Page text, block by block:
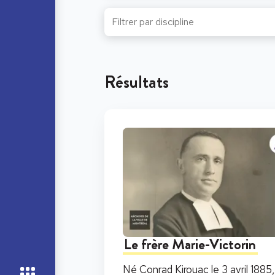
Résultats
Le frère Marie-Victorin
Né Conrad Kirouac le 3 avril